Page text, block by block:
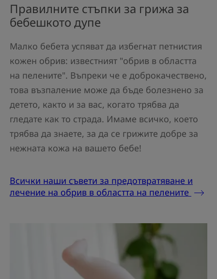
Правилните стъпки за грижа за
бебешкото дупе
Малко бебета успяват да избегнат петнистия
кожен обрив: известният "обрив в областта
на пелените". Въпреки че е доброкачествено,
това възпаление може да бъде болезнено за
детето, както и за вас, когато трябва да
гледате как то страда. Имаме всичко, което
трябва да знаете, за да се грижите добре за
нежната кожа на вашето бебе!
Всички наши съвети за предотвратяване и
лечение на обрив в областта на пелените